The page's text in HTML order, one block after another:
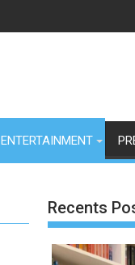
ENTERTAINMENT
Recents